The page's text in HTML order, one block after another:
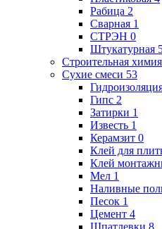
Рабица 2
Сварная 1
СТРЭН 0
Штукатурная
Строительная химия
Сухие смеси 53
Гипс 2
Затирки 1
Известь 1
Керамзит 0
Клей для
Клей
Мел 1
Наливные
Песок 1
Цемент 4